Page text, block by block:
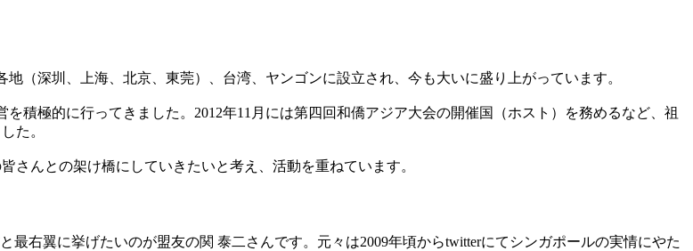
（深圳、上海、北京、東莞）、台湾、ヤンゴンに設立され、今も大いに盛り上がっています。
を積極的に行ってきました。2012年11月には第四回和僑アジア大会の開催国（ホスト）を務めるなど、祖
た。
さんとの架け橋にしていきたいと考え、活動を重ねています。
最右翼に挙げたいのが盟友の関 泰二さんです。元々は2009年頃からtwitterにてシンガポールの実情にやた